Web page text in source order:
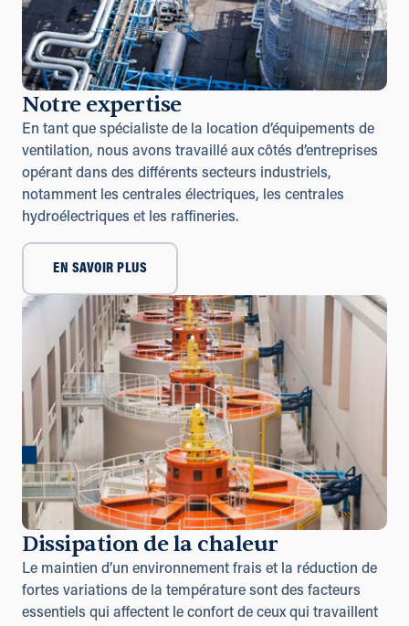
Notre expertise
En tant que spécialiste de la location d’équipements de
ventilation, nous avons travaillé aux côtés d’entreprises
opérant dans des différents secteurs industriels,
notamment les centrales électriques, les centrales
hydroélectriques et les raffineries.
EN SAVOIR PLUS
Dissipation de la chaleur
Le maintien d’un environnement frais et la réduction de
fortes variations de la température sont des facteurs
essentiels qui affectent le confort de ceux qui travaillent